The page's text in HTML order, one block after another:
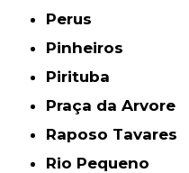
Perus
Pinheiros
Pirituba
Praça da Arvore
Raposo Tavares
Rio Pequeno